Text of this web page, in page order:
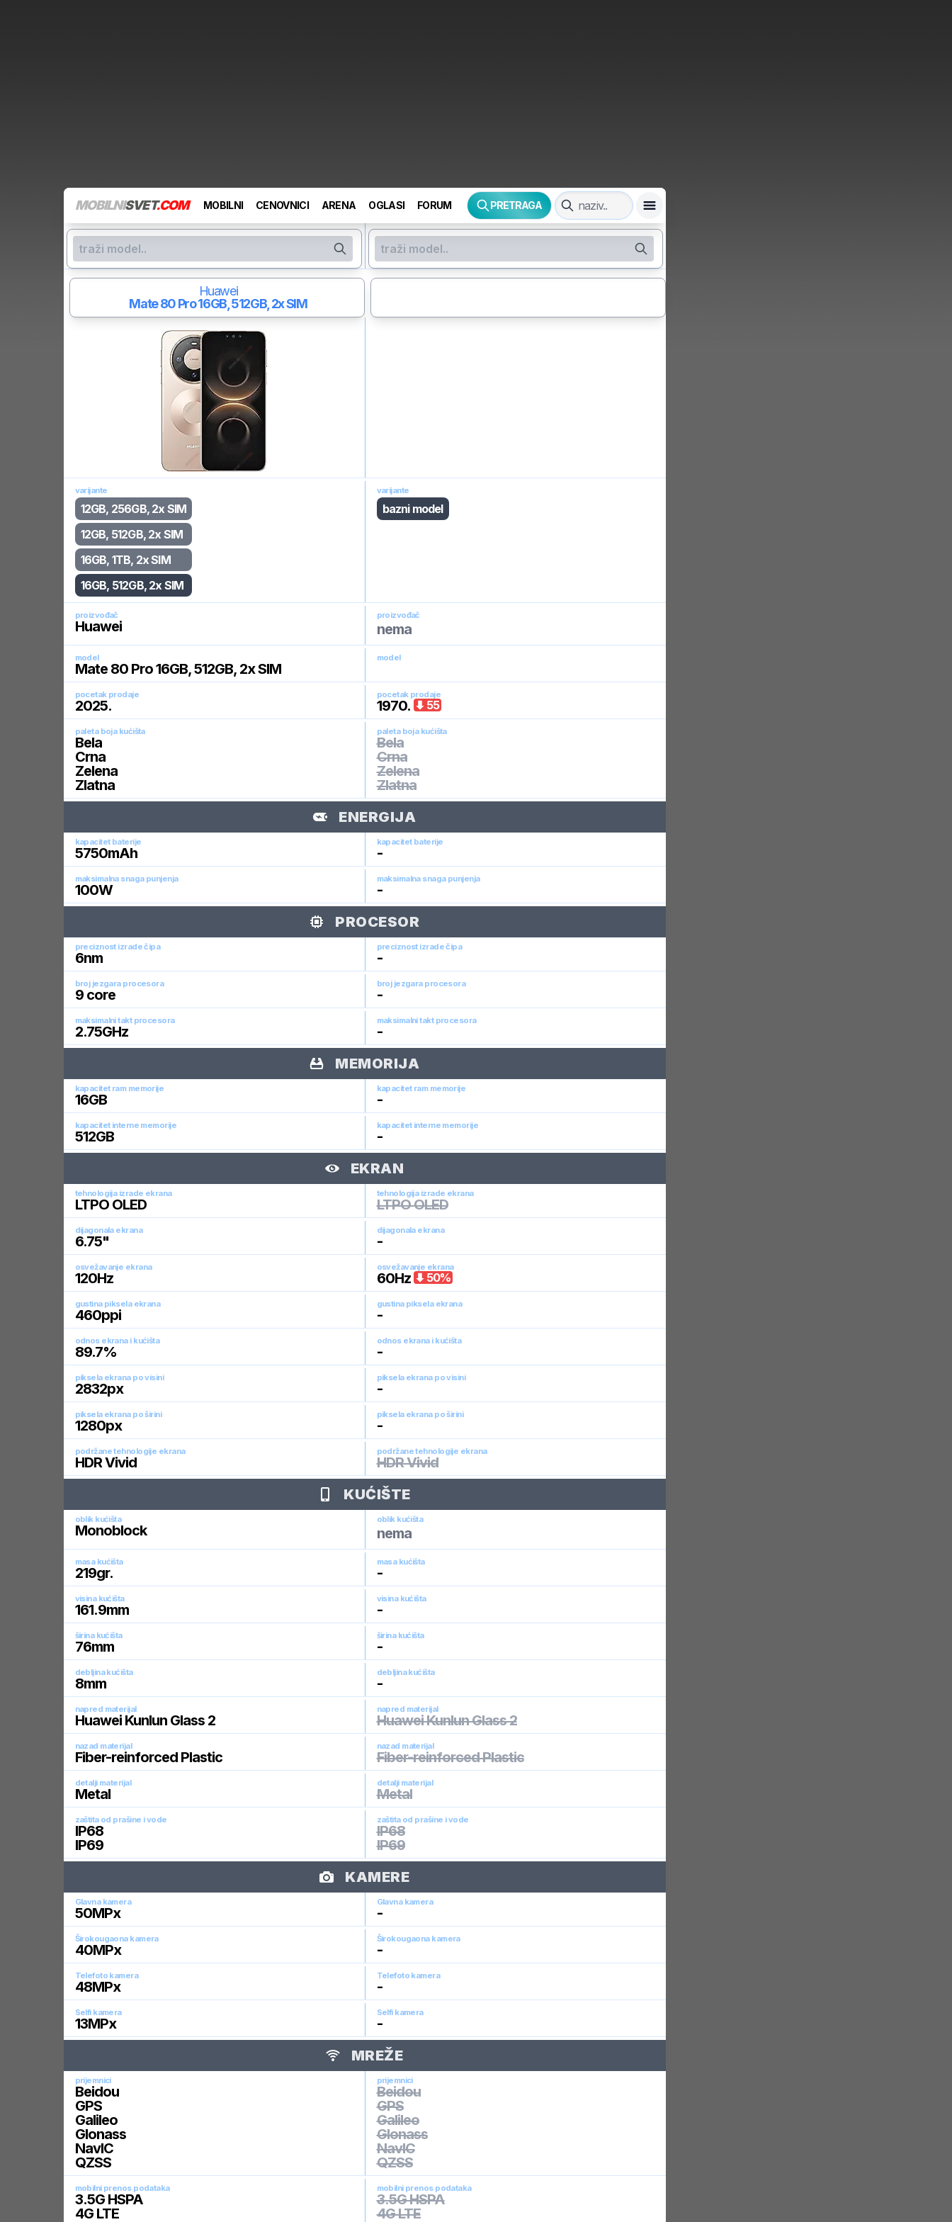
MOBILNISVET.COM MOBILNI CENOVNICI ARENA OGLASI FORUM PRETRAGA
Huawei
Mate 80 Pro16GB, 512GB, 2x SIM
varijante
12GB, 256GB, 2x SIM
12GB, 512GB, 2x SIM
16GB, 1TB, 2x SIM
16GB, 512GB, 2x SIM
varijante
bazni model
proizvođač
Huawei
proizvođač
nema
model
Mate 80 Pro 16GB, 512GB, 2x SIM
model
pocetak prodaje
2025.
pocetak prodaje
1970. 55
paleta boja kućišta
Bela
Crna
Zelena
Zlatna
paleta boja kućišta
Bela
Crna
Zelena
Zlatna
ENERGIJA
kapacitet baterije
5750mAh
kapacitet baterije
-
maksimalna snaga punjenja
100W
maksimalna snaga punjenja
-
PROCESOR
preciznost izrade čipa
6nm
preciznost izrade čipa
-
broj jezgara procesora
9core
broj jezgara procesora
-
maksimalni takt procesora
2.75GHz
maksimalni takt procesora
-
MEMORIJA
kapacitet ram memorije
16GB
kapacitet ram memorije
-
kapacitet interne memorije
512GB
kapacitet interne memorije
-
EKRAN
tehnologija izrade ekrana
LTPO OLED
tehnologija izrade ekrana
LTPO OLED
dijagonala ekrana
6.75"
dijagonala ekrana
-
osvežavanje ekrana
120Hz
osvežavanje ekrana
60Hz 50%
gustina piksela ekrana
460ppi
gustina piksela ekrana
-
odnos ekrana i kućišta
89.7%
odnos ekrana i kućišta
-
piksela ekrana po visini
2832px
piksela ekrana po visini
-
piksela ekrana po širini
1280px
piksela ekrana po širini
-
podržane tehnologije ekrana
HDR Vivid
podržane tehnologije ekrana
HDR Vivid
KUĆIŠTE
oblik kućišta
Monoblock
oblik kućišta
nema
masa kućišta
219gr.
masa kućišta
-
visina kućišta
161.9mm
visina kućišta
-
širina kućišta
76mm
širina kućišta
-
debljina kućišta
8mm
debljina kućišta
-
napred materijal
Huawei Kunlun Glass 2
napred materijal
Huawei Kunlun Glass 2
nazad materijal
Fiber-reinforced Plastic
nazad materijal
Fiber-reinforced Plastic
detalji materijal
Metal
detalji materijal
Metal
zaštita od prašine i vode
IP68
IP69
zaštita od prašine i vode
IP68
IP69
KAMERE
Glavna kamera
50MPx
Glavna kamera
-
Širokougaona kamera
40MPx
Širokougaona kamera
-
Telefoto kamera
48MPx
Telefoto kamera
-
Selfi kamera
13MPx
Selfi kamera
-
MREŽE
prijemnici
Beidou
GPS
Galileo
Glonass
NavIC
QZSS
prijemnici
Beidou
GPS
Galileo
Glonass
NavIC
QZSS
mobilni prenos podataka
3.5G HSPA
4G LTE
mobilni prenos podataka
3.5G HSPA
4G LTE